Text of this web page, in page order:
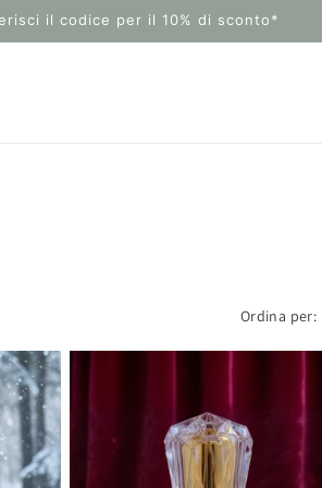
il codice per il 10% di sconto*
Ordina per: